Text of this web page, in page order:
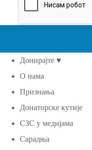
Донирајте ♥
О нама
Признања
Донаторске кутије
СЗС у медијама
Сарадња